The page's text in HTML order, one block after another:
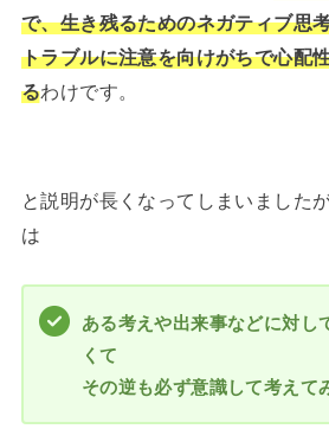
で、生き残るためのネガティブ思
トラブルに注意を向けがちで心配
るわけです。
と説明が長くなってしまいました
は
ある考えや出来事などに対し
くて
その逆も必ず意識して考えて